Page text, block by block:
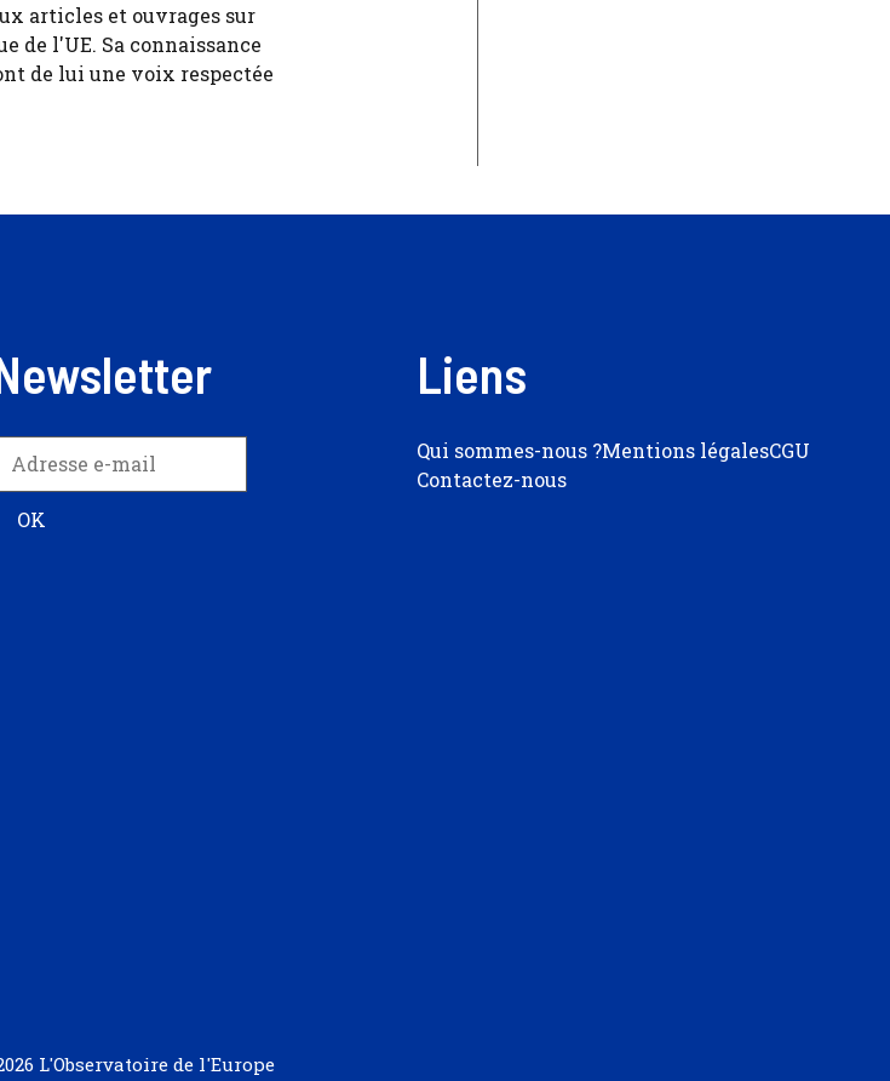
articles et ouvrages sur
de l'UE. Sa connaissance
de lui une voix respectée
Liens
Qui sommes-nous ?Mentions légalesCGU
Contactez-nous
L'Observatoire de l'Europe